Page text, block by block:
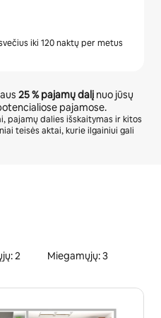
iki 120 naktų per metus
25 %pajamų dalį nuo jūsų
pajamose.
pajamų dalies išskaitymas ir kitos
teisės aktai, kurie ilgainiui gali
2 Miegamųjų: 3